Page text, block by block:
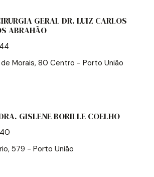
GERAL DR. LUIZ CARLOS
ABRAHÃO
Morais, 80 Centro - Porto União
GISLENE BORILLE COELHO
579 - Porto União